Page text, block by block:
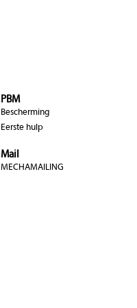
PBM
Bescherming
Eerste hulp
Mail
MECHAMAILING